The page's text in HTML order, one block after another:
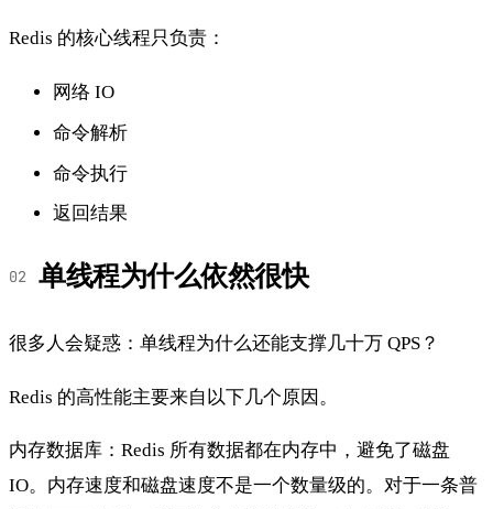
Redis 的核心线程只负责：
网络 IO
命令解析
命令执行
返回结果
单线程为什么依然很快
很多人会疑惑：单线程为什么还能支撑几十万 QPS？
Redis 的高性能主要来自以下几个原因。
内存数据库：Redis 所有数据都在内存中，避免了磁盘
IO。内存速度和磁盘速度不是一个数量级的。对于一条普